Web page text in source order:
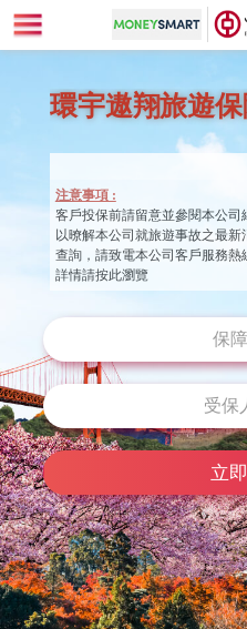
環宇遨翔旅遊保
注意事項 :
客戶投保前請留意並參閱本公司
以暸解本公司就旅遊事故之最新
查詢，請致電本公司客戶服務熱
詳情請按此瀏覽
保
受保
立